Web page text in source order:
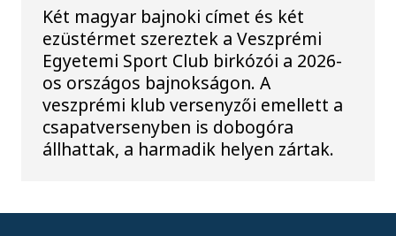
Két magyar bajnoki címet és két
ezüstérmet szereztek a Veszprémi
Egyetemi Sport Club birkózói a 2026-
os országos bajnokságon. A
veszprémi klub versenyzői emellett a
csapatversenyben is dobogóra
állhattak, a harmadik helyen zártak.